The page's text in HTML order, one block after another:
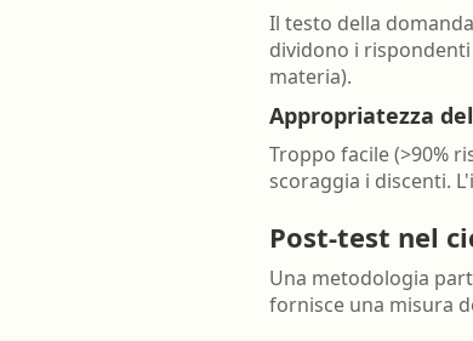
Il testo della
dividono i
materia).
Appropriatezza
Troppo facile (>90%
scoraggia i discenti.
Post-test nel
Una metodologia
fornisce una misura